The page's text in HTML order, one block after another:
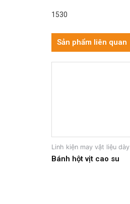
1530
Sản phẩm liên quan
Linh kiện may vật liệu dày
Bánh hột vịt cao su